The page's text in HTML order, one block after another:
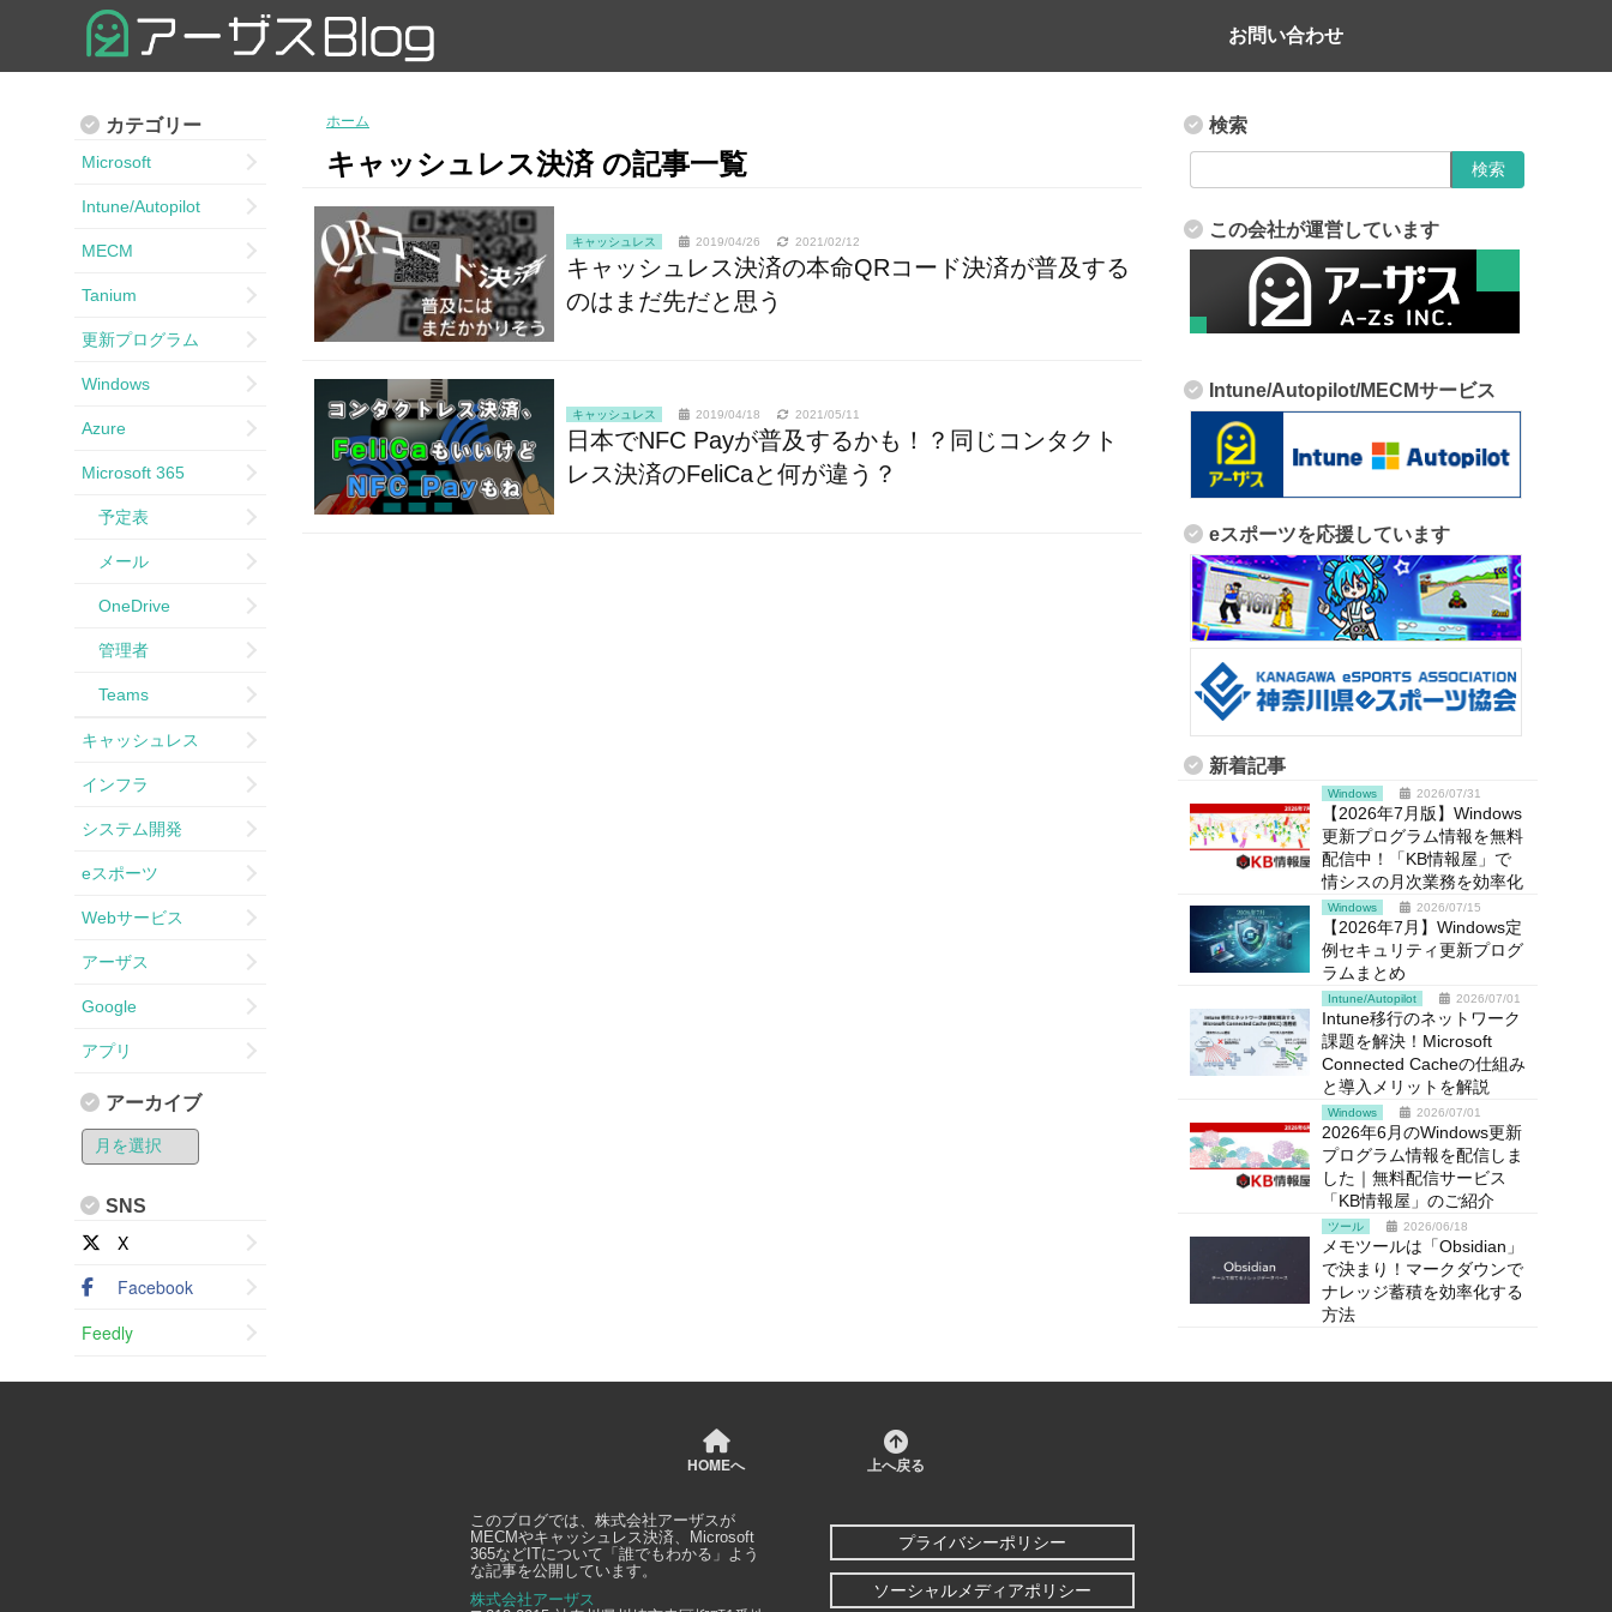
お問い合わせ
ホーム
キャッシュレス決済 の記事一覧
キャッシュレス 2019/04/26 2021/02/12
キャッシュレス決済の本命QRコード決済が普及する
のはまだ先だと思う
キャッシュレス 2019/04/18 2021/05/11
日本でNFC Payが普及するかも！？同じコンタクト
レス決済のFeliCaと何が違う？
検索
この会社が運営しています
Intune/Autopilot/MECMサービス
eスポーツを応援しています
新着記事
Windows 2026/07/31
【2026年7月版】Windows
更新プログラム情報を無料
配信中！「KB情報屋」で
情シスの月次業務を効率化
Windows 2026/07/15
【2026年7月】Windows定
例セキュリティ更新プログ
ラムまとめ
Intune/Autopilot 2026/07/01
Intune移行のネットワーク
課題を解決！Microsoft
Connected Cacheの仕組み
と導入メリットを解説
Windows 2026/07/01
2026年6月のWindows更新
プログラム情報を配信しま
した｜無料配信サービス
「KB情報屋」のご紹介
ツール 2026/06/18
メモツールは「Obsidian」
で決まり！マークダウンで
ナレッジ蓄積を効率化する
方法
カテゴリー
Microsoft
Intune/Autopilot
MECM
Tanium
更新プログラム
Windows
Azure
Microsoft 365
予定表
メール
OneDrive
管理者
Teams
キャッシュレス
インフラ
システム開発
eスポーツ
Webサービス
アーザス
Google
アプリ
アーカイブ
SNS
X
Facebook
Feedly
HOMEへ 上へ戻る
このブログでは、 株式会社アーザスが
MECMやキャッシュレス決済、Microsoft
365などITについて「誰でもわかる」よう
な記事を公開しています。
株式会社アーザス
プライバシーポリシー
ソーシャルメディアポリシー